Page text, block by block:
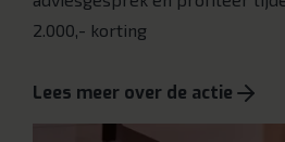
2.000,- korting
Lees meer over de actie